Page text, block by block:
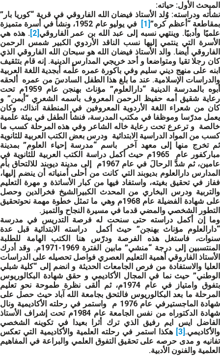
المبحث الأول: حياته:
نشأته ودراسته: وُلد الأستاذ فيضان الله الفاروقي في قرية “كوريا بار”
بمقاطعة “أعظم كره”[1]
في يوليو عام 1952، ونشأ في أسرة متميزة
علميًا وأدبيًا. وينتهي نسبه إلى عبد الله بن عمر الفاروقي [2]
. هذه هي
الأسرة التي ينتمي إليها نسب الناقد الأردوي الكبير شمس الرحمن
الفاروقي أيضا. والد الأستاذ فيضان الله هو سبحان الله الفاروقي الذي
كان رجلا تقيا ومتواضعا و أحد خريجي المدارس الدينية. إنه قام بتثقيف
ابنه على منهج ديني سليم وفي باكورة عمره علّمه أبجدية اللغة العربية
والدراسات الإسلامية. عند ما بلغ هذا الطفل السادسَ من عمره ألحقه
أبوه بالمدرسة الدينية “دارالعلوم” مؤناث بهنجن عام 1959م تحت
رعاية شقيق أمه حفيظ الرحمن المعروف باسمه الشعري “أيمن” و
كان من شعراء اللغة الأردوية المعروفين في المنطفة آنذاك، وكان
يعمل مدرّسا وموظفا في مكتب المدرسة، فنشأ الطفل في بيئة علمية
خالصة و ترعرع تحت رعاية خاله الشاعر وفي هذه المرحلة كسب ما
كسب من المواد الدراسية الابتدائية ودرس بعض الكتب العربية للثانوية
ثم تخرج منها إلى معهد آخر باسم “مدرسة إحياء العلوم” بمدينة
مباركفور عام 1965م حيث أكمل دراسة الكتب العربية للثانوية في
عامين، ثم شدَّ الرحالَ في عام 1967م إلى مدينة ديوبند للالتحاق بأم
المدارس دارالعلوم بديوبند التي كانت من أحلى أمنياته أن ينضم إليها،
ففاز في تحقيق بغيته، واستفاد فيها من كبار الأساتذة و مهرة التعليم
والتربية ودرس البخاري من المحدث الكبيرالشيخ فخرالدين وحصل
على شهادة الفضيلة عام 1968م وهي ما تمثل خطوة مهمة نحوتحقيق
التطور الشخصي والمضي قدما في مسيرة النجاح والتميز.
وما إن أكمل دراسته حتى سنحت له فرصة التدريس في مدرسة
“دارالعلوم مؤناث بهنجن” حيث أكمل دراسته الابتدائية قبل عدة
سنوات، فاستغل هذه الفرصة ودرّس هنا الكتب الهامة للطلبة
المنتسبين إلى درجة “منشي” مابين الفترة 1969-1971م. وقد أدرك
الأستاذ الفاروقي أهمية التعليم العصري فواصل تحصيله على الدراسات
العليا والاستفادة من فرص الجامعات الحديثة و انضم إلى “كلية شبلي
الوطني” حيث نما في المجال الأكاديمي و حقق شهادة البكالوريوس
بتفوق وامتياز في عام 1974م، ثم ألقى نظرة طموحة نحو تعليم
المرحلة ما بعد البكالوريوس فالتحق بجامعة الله آباد حيث حصل على
شهادة الماجستيرفي عام 1976 م واستمر في رحلته الأكاديمية ونال
شهادة الدكتوراه من نفس الجامعة عام 1984م تحت إشراف الأستاذ
الفاضل ايس ايم رفيق الذي ترك أثرا بعيدا في تكوينه الشخصي
والأكاديمي.
هكذا استمر في رحلته العلمية والأكاديمية التي تعكس
تفانيه و مدى حرصه على تحقيق التفوق العلمي والبراعة في المفاهيم
العلمية والفنون الأدبية.